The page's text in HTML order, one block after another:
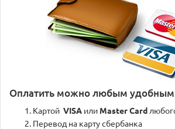
Оплатить можно любым удобным
Картой VISA или Master Card
Перевод на карту сбербанка